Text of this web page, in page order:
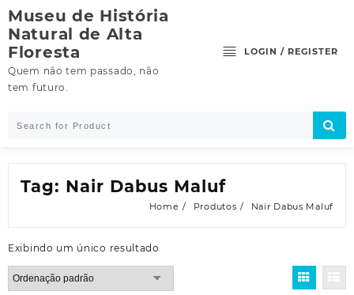
Skip
to
content
Museu de História
Natural de Alta
Floresta
Quem não tem passado, não
tem futuro.
LOGIN / REGISTER
Tag: Nair Dabus Maluf
Home Produtos Nair Dabus Maluf
Exibindo um único resultado